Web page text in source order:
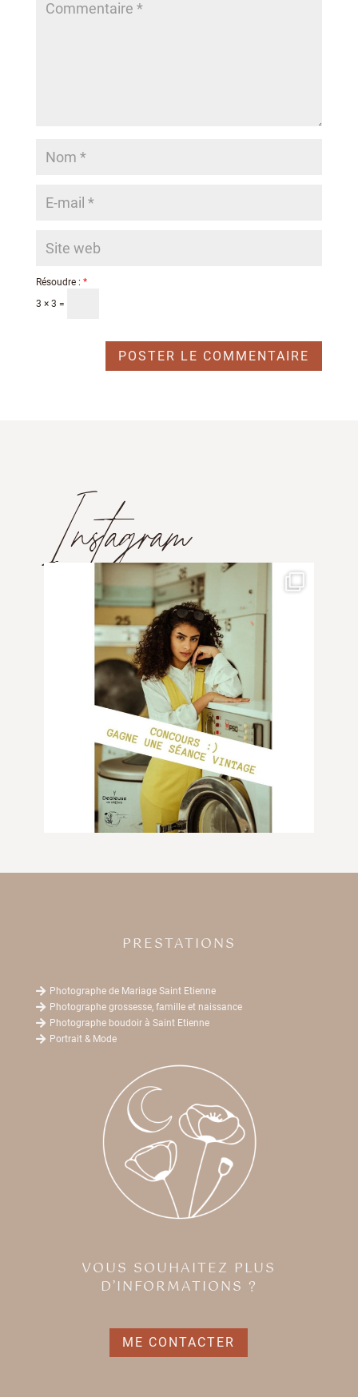
Résoudre : *
3 × 3 =
Instagram
PRESTATIONS
 Photographe de Mariage Saint Etienne
 Photographe grossesse, famille et naissance
 Photographe boudoir à Saint Etienne
 Portrait & Mode
VOUS SOUHAITEZ PLUS
D’INFORMATIONS ?
ME CONTACTER